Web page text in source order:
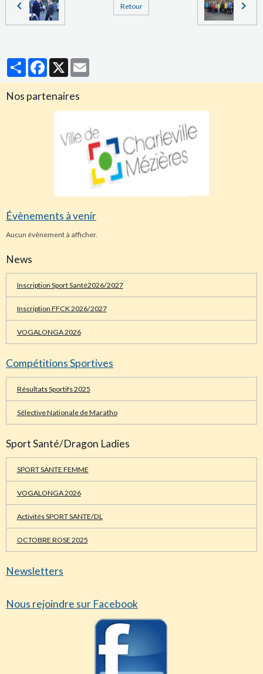
Retour
PartagerFacebook
X
Nos partenaires
Évènements à venir
Aucun évènement à afficher.
News
Inscription Sport Santé2026/2027
Inscription FFCK 2026/2027
VOGALONGA 2026
Compétitions Sportives
Résultats Sportifs 2025
Sélective Nationale de Maratho
Sport Santé/Dragon Ladies
SPORT SANTE FEMME
VOGALONGA 2026
Activités SPORT SANTE/DL
OCTOBRE ROSE 2025
Newsletters
Nous rejoindre sur Facebook